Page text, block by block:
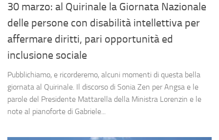
30 marzo: al Quirinale la Giornata Nazionale
delle persone con disabilità intellettiva per
affermare diritti, pari opportunità ed
inclusione sociale
Pubblichiamo, e ricorderemo, alcuni momenti di questa bella
giornata al Quirinale. Il discorso di Sonia Zen per Angsa e le
parole del Presidente Mattarella della Ministra Lorenzin e le
note al pianoforte di Gabriele...